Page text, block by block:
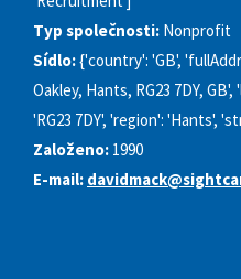
Typ společnosti: Nonprofit
Sídlo:{'country': 'GB',
Oakley, Hants, RG23 7DY,
'RG23 7DY', 'region': 'Hants',
Založeno: 1990
E-mail: